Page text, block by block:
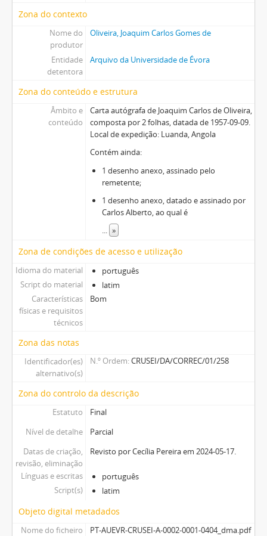
Zona do contexto
Nome do
produtor
Oliveira, Joaquim Carlos Gomes de
Entidade
detentora
Arquivo da Universidade de Évora
Zona do conteúdo e estrutura
Âmbito e
conteúdo
Carta autógrafa de Joaquim Carlos de Oliveira,
composta por 2 folhas, datada de 1957-09-09.
Local de expedição: Luanda, Angola
Contém ainda:
1 desenho anexo, assinado pelo
remetente;
1 desenho anexo, datado e assinado por
Carlos Alberto, ao qual é
... »
Zona de condições de acesso e utilização
Idioma do material
português
Script do material
latim
Características
físicas e requisitos
técnicos
Bom
Zona das notas
Identificador(es)
alternativo(s)
N.º Ordem CRUSEI/DA/CORREC/01/258
Zona do controlo da descrição
Estatuto
Final
Nível de detalhe
Parcial
Datas de criação,
revisão, eliminação
Revisto por Cecília Pereira em 2024-05-17.
Línguas e escritas
português
Script(s)
latim
Objeto digital metadados
Nome do ficheiro
PT-AUEVR-CRUSEI-A-0002-0001-0404_dma.pdf